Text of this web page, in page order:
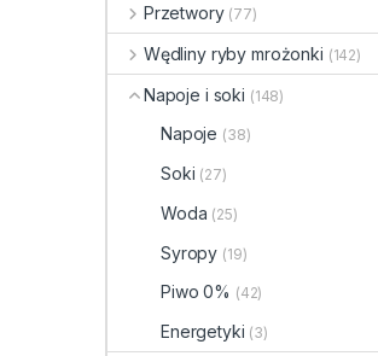
Przetwory (77)
Wędliny ryby mrożonki (142)
Napoje i soki (148)
Napoje (38)
Soki (27)
Woda (25)
Syropy (19)
Piwo 0% (42)
Energetyki (3)